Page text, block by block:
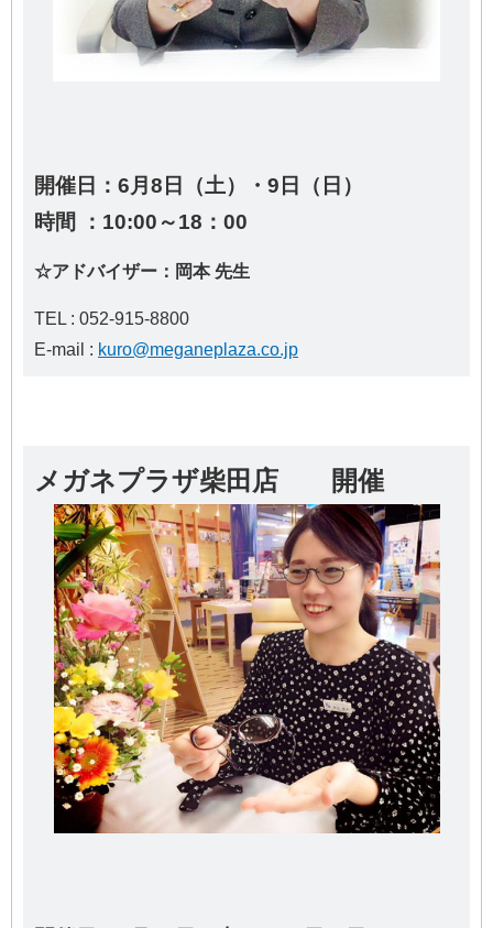
開催日：6月8日（土）・9日（日）
時間 ：10:00～18：00
☆アドバイザー：岡本 先生
TEL : 052-915-8800
E-mail : kuro@meganeplaza.co.jp
メガネプラザ柴田店 開催